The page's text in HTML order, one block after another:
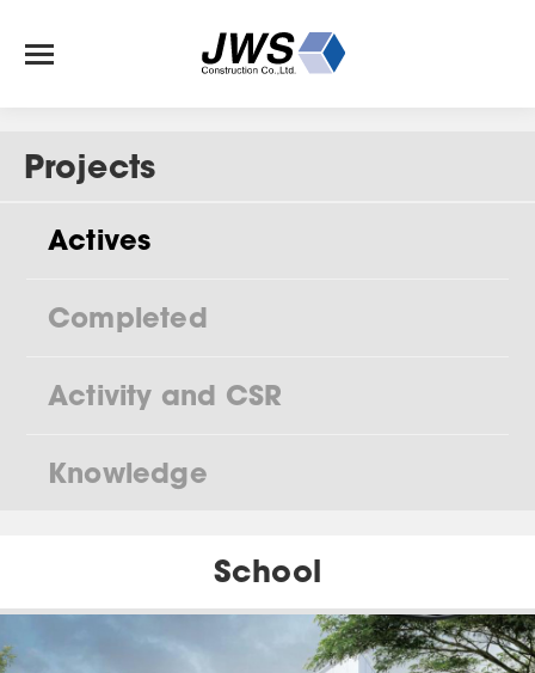
Projects
Actives
Completed
Activity and CSR
Knowledge
School